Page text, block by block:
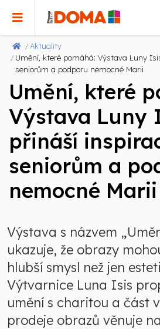
Aktuality
Umění, které pomáhá: Výstava Luny
seniorům a podporu nemocné Marii
Umění, které
Výstava Luny
přináší
seniorům a
nemocné Marii
Výstava s názvem
ukazuje, že obrazy
hlubší smysl než jen
Výtvarnice Luna Isis
umění s charitou a část
prodeje obrazů věnuje